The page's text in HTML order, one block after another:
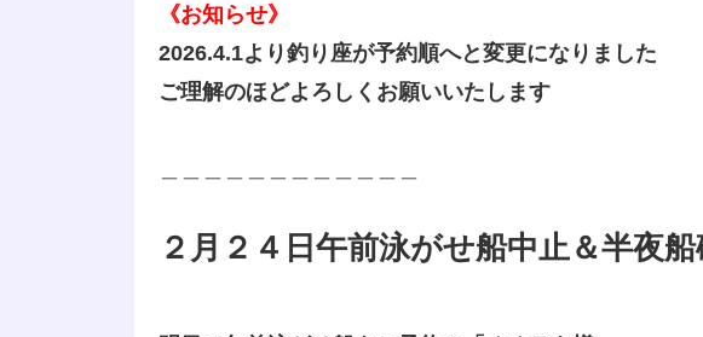
《お知らせ》
2026.4.1より釣り座が予約順へと変更になりました
ご理解のほどよろしくお願いいたします
２月２４日午前泳がせ船中止＆半夜船